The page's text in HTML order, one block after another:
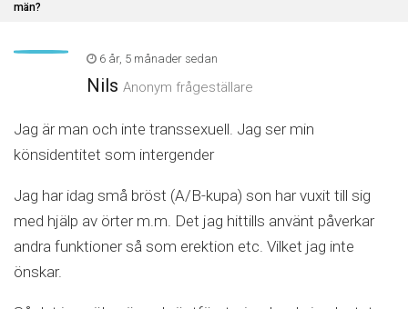
män?
6 år, 5 månader sedan
Nils Anonym frågeställare
Jag är man och inte transsexuell. Jag ser min
könsidentitet som intergender
Jag har idag små bröst (A/B-kupa) son har vuxit till sig
med hjälp av örter m.m. Det jag hittills använt påverkar
andra funktioner så som erektion etc. Vilket jag inte
önskar.